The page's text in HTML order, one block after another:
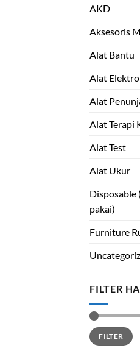
AKD
Aksesoris
Alat Bantu
Alat
Alat
Alat Terapi
Alat Test
Alat Ukur
Disposable
pakai)
Furniture
FILTER
Min
harga
Maks
hargaFILTER